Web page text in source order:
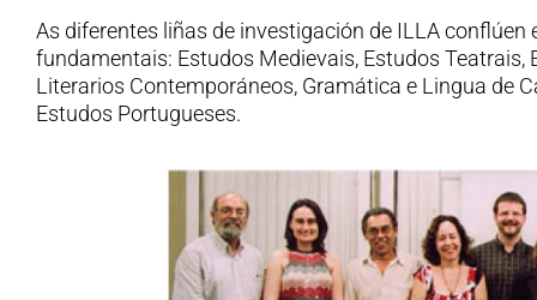
As diferentes liñas de investigación de ILLA conflúen
fundamentais: Estudos Medievais, Estudos Teatrais,
Literarios Contemporáneos, Gramática e Lingua de
Estudos Portugueses.